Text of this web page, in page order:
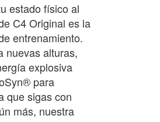
estado físico al
C4 Original es la
entrenamiento.
nuevas alturas,
explosiva
para
que sigas con
más, nuestra